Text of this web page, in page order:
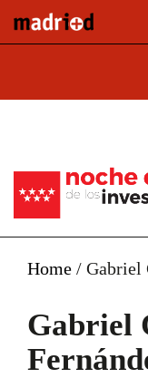
Home / Gabriel
Gabriel